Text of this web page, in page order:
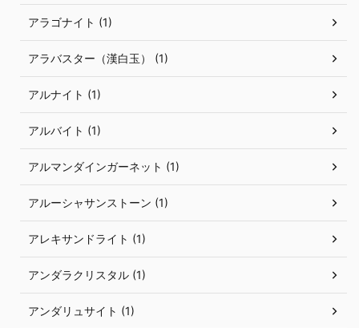
アラゴナイト (1)
アラバスター（漢白玉） (1)
アルナイト (1)
アルバイト (1)
アルマンダインガーネット (1)
アルーシャサンストーン (1)
アレキサンドライト (1)
アンダラクリスタル (1)
アンダリュサイト (1)